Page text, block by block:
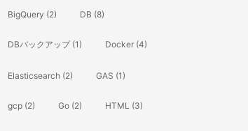
BigQuery (2) DB (8)
DBバックアップ(1) Docker (4)
Elasticsearch (2) GAS (1)
gcp (2) Go (2) HTML (3)